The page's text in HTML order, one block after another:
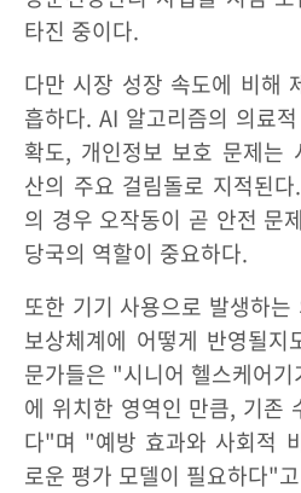
타진 중이다.
다만 시장 성장 속도에 비해
흡하다. AI 알고리즘의 의료
확도, 개인정보 보호 문제는
산의 주요 걸림돌로 지적된
의 경우 오작동이 곧 안전 문
당국의 역할이 중요하다.
또한 기기 사용으로 발생하
보상체계에 어떻게 반영될
문가들은 "시니어 헬스케어
에 위치한 영역인 만큼, 기존
다"며 "예방 효과와 사회적
로운 평가 모델이 필요하다"